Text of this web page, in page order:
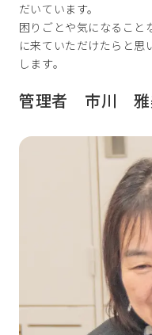
だいています。
困りごとや気になること
に来ていただけたらと思
します。
管理者 市川 雅